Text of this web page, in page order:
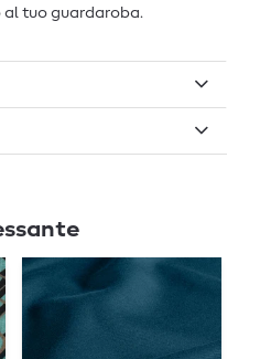
tuo guardaroba.